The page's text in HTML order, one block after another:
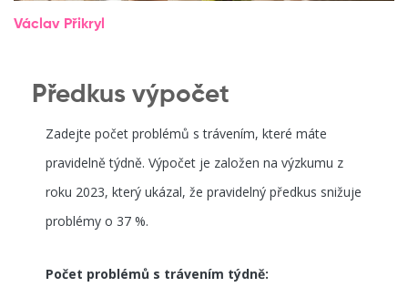
Václav Přikryl
Předkus výpočet
Zadejte počet problémů s trávením, které máte
pravidelně týdně. Výpočet je založen na výzkumu z
roku 2023, který ukázal, že pravidelný předkus snižuje
problémy o 37 %.
Počet problémů s trávením týdně: